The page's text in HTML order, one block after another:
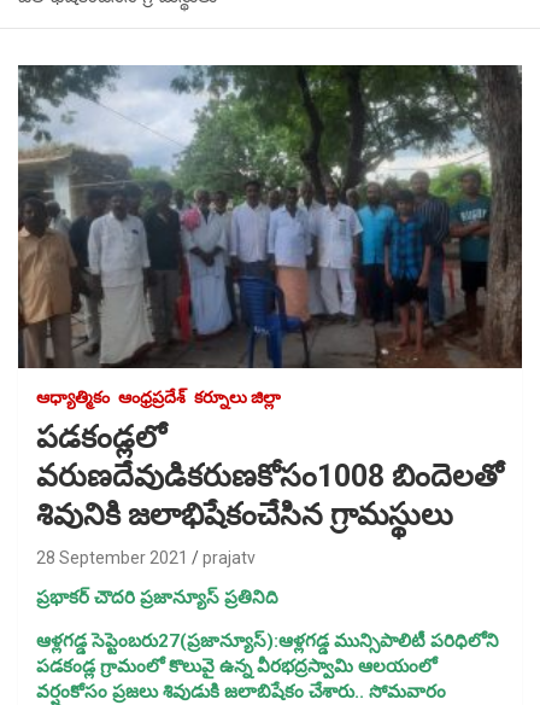
ఆధ్యాత్మికం ఆంధ్రప్రదేశ్ కర్నూలు జిల్లా
పడకండ్లలో
వరుణదేవుడికరుణకోసం1008 బిందెలతో
శివునికి జలాభిషేకంచేసిన గ్రామస్థులు
28 September 2021 prajatv
ప్రభాకర్ చౌదరి ప్రజాన్యూస్ ప్రతినిది
ఆళ్లగడ్డ సెప్టెంబరు27(ప్రజాన్యూస్):ఆళ్లగడ్డ మున్సిపాలిటీ పరిధిలోని
పడకండ్ల గ్రామంలో కొలువై ఉన్న వీరభద్రస్వామి ఆలయంలో
వర్షంకోసం ప్రజలు శివుడుకి జలాబిషేకం చేశారు.. సోమవారం